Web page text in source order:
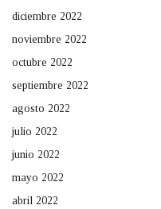
diciembre 2022
noviembre 2022
octubre 2022
septiembre 2022
agosto 2022
julio 2022
junio 2022
mayo 2022
abril 2022